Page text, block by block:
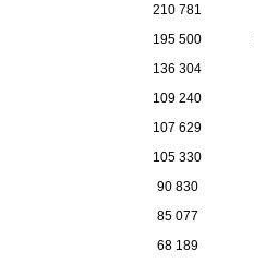
210 781
195 500
136 304
109 240
107 629
105 330
90 830
85 077
68 189